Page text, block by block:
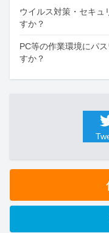
ウイルス対策・セキュ
すか？
PC等の作業環境にパ
すか？